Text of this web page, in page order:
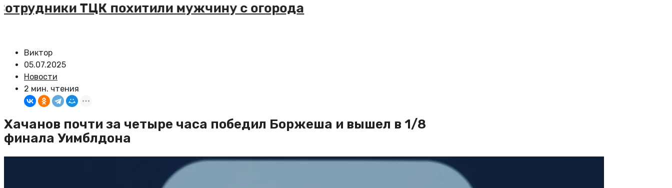
ТЦК похитили мужчину с огорода
Виктор
05.07.2025
Новости
2 мин. чтения
Хачанов почти за четыре часа победил Боржеша и вышел в 1/8
финала Уимблдона